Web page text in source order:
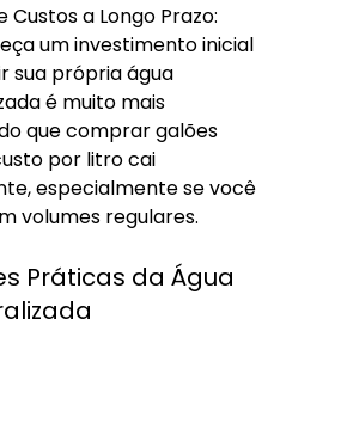
Custos a Longo Prazo:
um investimento inicial
sua própria água
é muito mais
que comprar galões
por litro cai
especialmente se você
volumes regulares.
Práticas da Água